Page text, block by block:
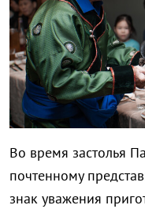
Во время застолья
почтенному
знак уважения